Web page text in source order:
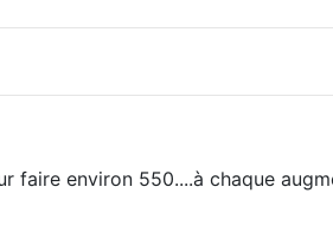
faire environ 550....à chaque